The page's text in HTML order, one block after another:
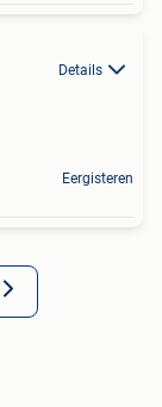
Details
Eergisteren